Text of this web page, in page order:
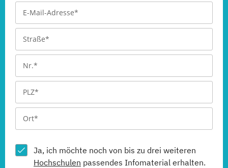
Ja, ich möchte noch von bis zu drei weiteren
Hochschulen passendes Infomaterial erhalten.